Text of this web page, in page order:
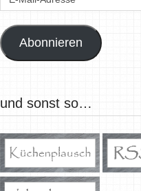
Abonnieren
und sonst so…